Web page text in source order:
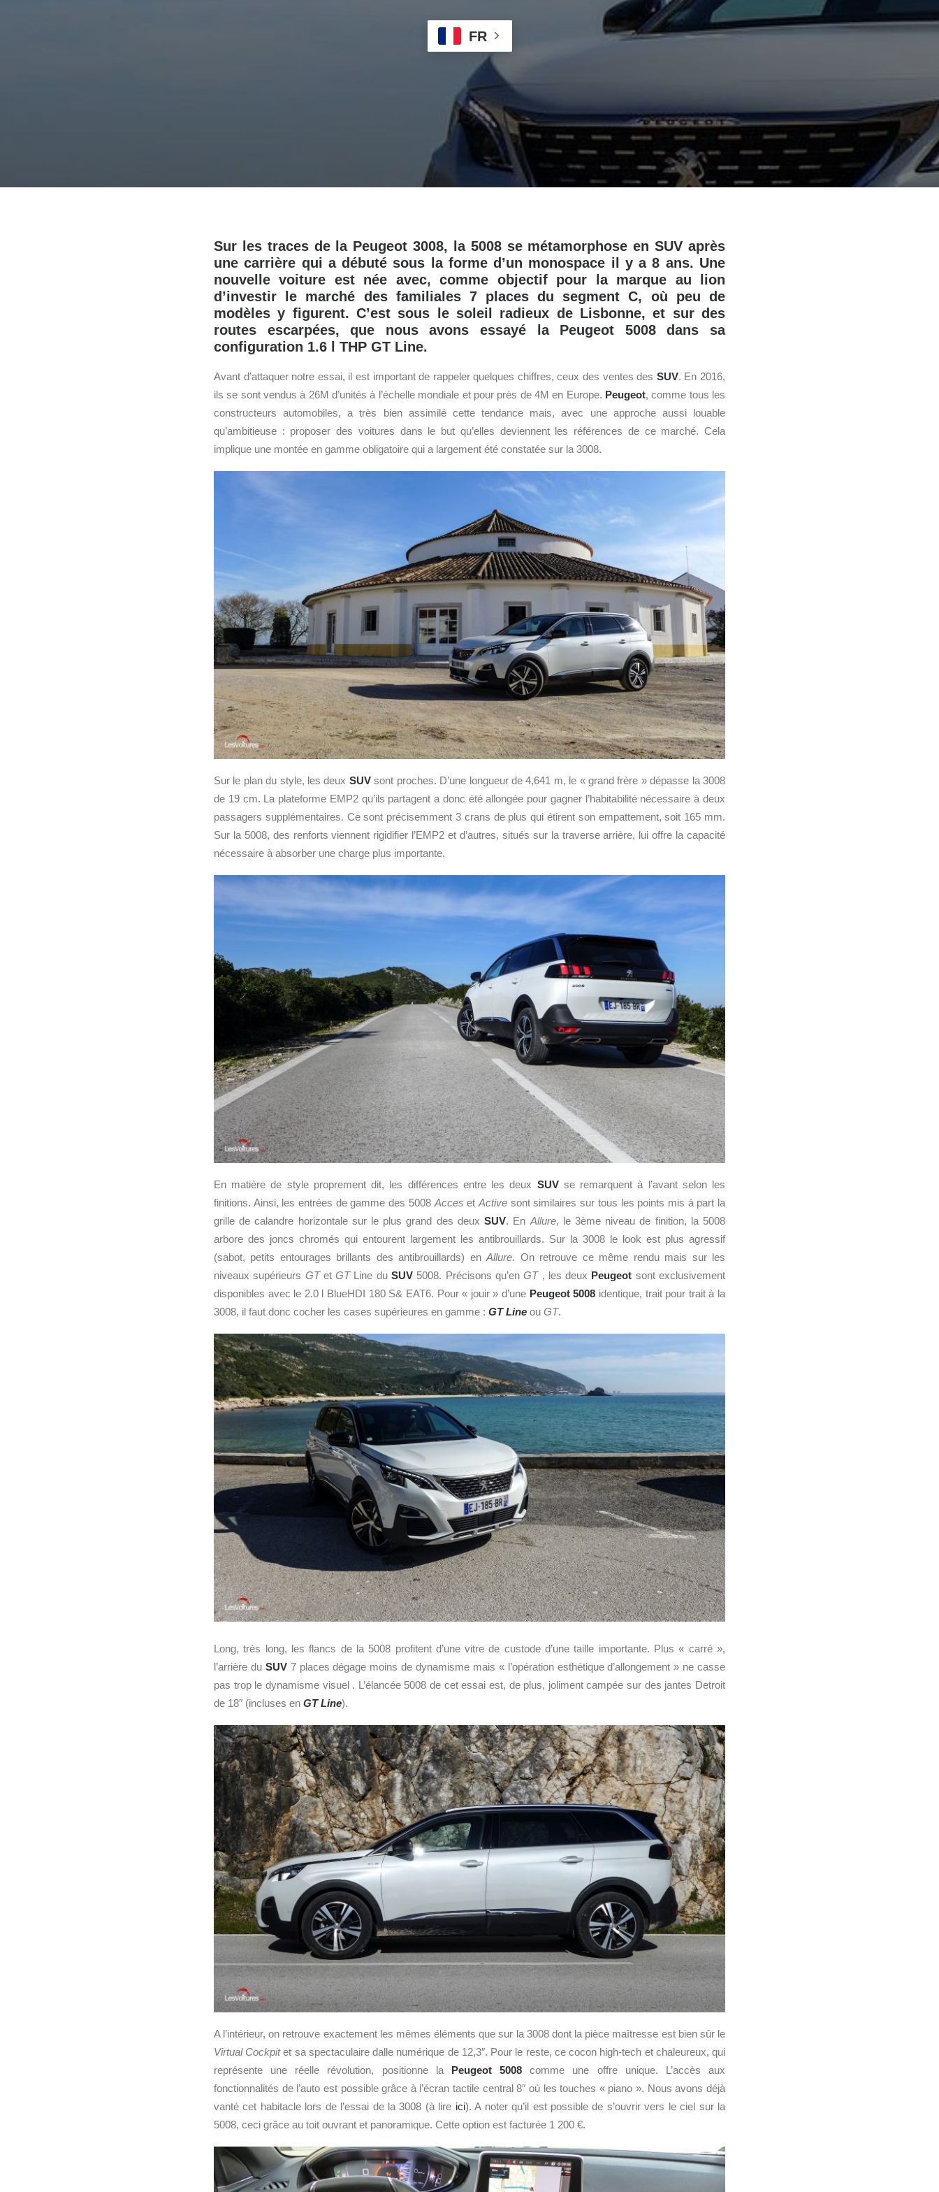
FR
Sur les traces de la Peugeot 3008, la 5008 se métamorphose en SUV après
une carrière qui a débuté sous la forme d’un monospace il y a 8 ans. Une
nouvelle voiture est née avec, comme objectif pour la marque au lion
d’investir le marché des familiales 7 places du segment C, où peu de
modèles y figurent. C’est sous le soleil radieux de Lisbonne, et sur des
routes escarpées, que nous avons essayé la Peugeot 5008 dans sa
configuration 1.6 l THP GT Line.
Avant d’attaquer notre essai, il est important de rappeler quelques chiffres, ceux des ventes des SUV. En 2016,
ils se sont vendus à 26M d’unités à l’échelle mondiale et pour près de 4M en Europe. Peugeot, comme tous les
constructeurs automobiles, a très bien assimilé cette tendance mais, avec une approche aussi louable
qu’ambitieuse : proposer des voitures dans le but qu’elles deviennent les références de ce marché. Cela
implique une montée en gamme obligatoire qui a largement été constatée sur la 3008.
Sur le plan du style, les deux SUVsont proches. D’une longueur de 4,641 m, le « grand frère » dépasse la 3008
de 19 cm. La plateforme EMP2 qu’ils partagent a donc été allongée pour gagner l’habitabilité nécessaire à deux
passagers supplémentaires. Ce sont précisemment 3 crans de plus qui étirent son empattement, soit 165 mm.
Sur la 5008, des renforts viennent rigidifier l’EMP2 et d’autres, situés sur la traverse arrière, lui offre la capacité
nécessaire à absorber une charge plus importante.
En matière de style proprement dit, les différences entre les deux SUVse remarquent à l’avant selon les
finitions. Ainsi, les entrées de gamme des 5008 Acces etActive sont similaires sur tous les points mis à part la
grille de calandre horizontale sur le plus grand des deuxSUV. En Allure, le 3ème niveau de finition, la 5008
arbore des joncs chromés qui entourent largement les antibrouillards. Sur la 3008 le look est plus agressif
(sabot, petits entourages brillants des antibrouillards) enAllure. On retrouve ce même rendu mais sur les
niveaux supérieurs GTetGTLine duSUV 5008. Précisons qu’enGT, les deux Peugeot sont exclusivement
disponibles avec le 2.0 l BlueHDI 180 S& EAT6. Pour « jouir » d’une Peugeot 5008 identique, trait pour trait à la
3008, il faut donc cocher les cases supérieures en gamme : GT Line ou GT.
Long, très long, les flancs de la 5008 profitent d’une vitre de custode d’une taille importante. Plus « carré »,
l’arrière du SUV7 places dégage moins de dynamisme mais « l’opération esthétique d’allongement » ne casse
pas trop le dynamisme visuel . L’élancée 5008 de cet essai est, de plus, joliment campée sur des jantes Detroit
de 18″ (incluses en GT Line).
A l’intérieur, on retrouve exactement les mêmes éléments que sur la 3008 dont la pièce maîtresse est bien sûr le
Virtual Cockpitet sa spectaculaire dalle numérique de 12,3″. Pour le reste, ce cocon high-tech et chaleureux, qui
représente une réelle révolution, positionne la Peugeot 5008 comme une offre unique. L’accès aux
fonctionnalités de l’auto est possible grâce à l’écran tactile central 8″ où les touches « piano ». Nous avons déjà
vanté cet habitacle lors de l’essai de la 3008 (à lire ici). A noter qu’il est possible de s’ouvrir vers le ciel sur la
5008, ceci grâce au toit ouvrant et panoramique. Cette option est facturée 1 200 €.